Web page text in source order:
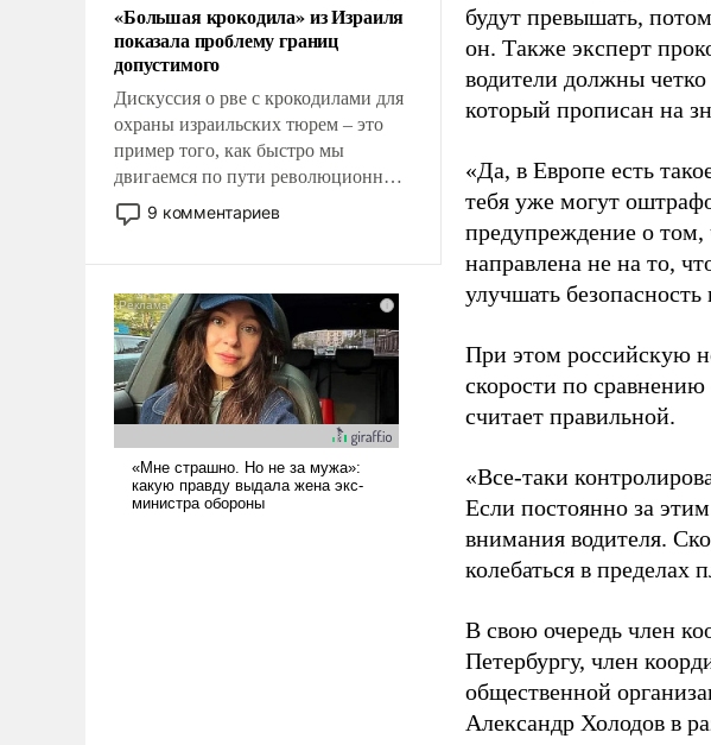
«Большая крокодила» из Израиля
показала проблему границ
допустимого
Дискуссия о рве с крокодилами для
охраны израильских тюрем – это
пример того, как быстро мы
двигаемся по пути революционных
изменений. То, что несколько лет
назад было образом для
9 комментариев
будут превышать,
он. Также эксперт
водители должны
который прописан на
«Да, в Европе есть
тебя уже могут
предупреждение о том,
направлена не на то,
улучшать
При этом российскую
скорости по сравнению
считает правильной.
«Все-таки
Если постоянно за
внимания водителя.
колебаться в
В свою очередь член
Петербургу, член
общественной
Александр Холодов в